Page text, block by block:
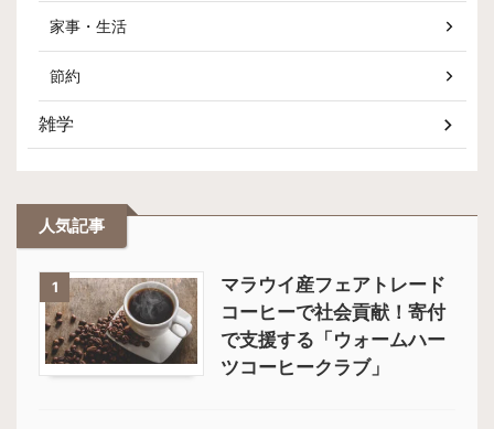
家事・生活
節約
雑学
人気記事
1
マラウイ産フェアトレード
コーヒーで社会貢献！寄付
で支援する「ウォームハー
ツコーヒークラブ」